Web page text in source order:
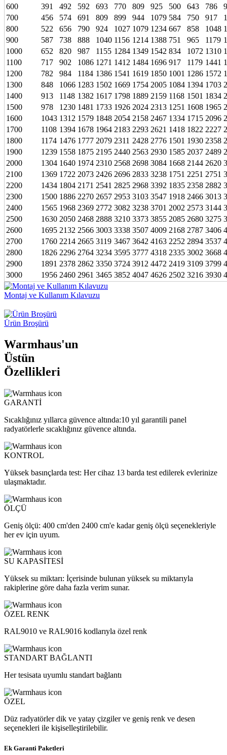
600
391 492 592 693 770 809 925 500 643 786
700
456 574 691 809 899 944 1079 584 750 917
800
522 656 790 924 1027 1079 1234 667 858 1048
900
587 738 888 1040 1156 1214 1388 751 965 1179
1000
652 820 987 1155 1284 1349 1542 834 1072 1310
1100
717 902 1086 1271 1412 1484 1696 917 1179 1441
1200
782 984 1184 1386 1541 1619 1850 1001 1286 1572
1300
848 1066 1283 1502 1669 1754 2005 1084 1394 1703
1400
913 1148 1382 1617 1798 1889 2159 1168 1501 1834
1500
978 1230 1481 1733 1926 2024 2313 1251 1608 1965
1600
1043 1312 1579 1848 2054 2158 2467 1334 1715 2096
1700
1108 1394 1678 1964 2183 2293 2621 1418 1822 2227
1800
1174 1476 1777 2079 2311 2428 2776 1501 1930 2358
1900
1239 1558 1875 2195 2440 2563 2930 1585 2037 2489
2000
1304 1640 1974 2310 2568 2698 3084 1668 2144 2620
2100
1369 1722 2073 2426 2696 2833 3238 1751 2251 2751
2200
1434 1804 2171 2541 2825 2968 3392 1835 2358 2882
2300
1500 1886 2270 2657 2953 3103 3547 1918 2466 3013
2400
1565 1968 2369 2772 3082 3238 3701 2002 2573 3144
2500
1630 2050 2468 2888 3210 3373 3855 2085 2680 3275
2600
1695 2132 2566 3003 3338 3507 4009 2168 2787 3406
2700
1760 2214 2665 3119 3467 3642 4163 2252 2894 3537
2800
1826 2296 2764 3234 3595 3777 4318 2335 3002 3668
2900
1891 2378 2862 3350 3724 3912 4472 2419 3109 3799
3000
1956 2460 2961 3465 3852 4047 4626 2502 3216 3930
Montaj ve Kullanım Kılavuzu
Ürün Broşürü
Warmhaus'un
Üstün
Özellikleri
GARANTİ
Sıcaklığınız yıllarca güvence altında:10 yıl garantili panel
radyatörlerle sıcaklığınız güvence altında.
KONTROL
Yüksek basınçlarda test: Her cihaz 13 barda test edilerek evlerinize
ulaşmaktadır.
ÖLÇÜ
Geniş ölçü: 400 cm'den 2400 cm'e kadar geniş ölçü seçenekleriyle
her ev için uyum.
SU KAPASİTESİ
Yüksek su miktarı: İçerisinde bulunan yüksek su miktarıyla
rakiplerine göre daha fazla verim sunar.
ÖZEL RENK
RAL9010 ve RAL9016 kodlarıyla özel renk
STANDART BAĞLANTI
Her tesisata uyumlu standart bağlantı
ÖZEL
Düz radyatörler dik ve yatay çizgiler ve geniş renk ve desen
seçenekleri ile kişiselleştirilebilir.
Ek Garanti Paketleri